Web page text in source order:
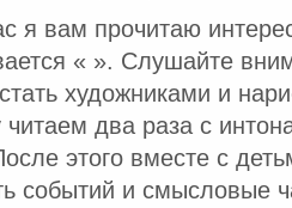
я вам прочитаю
« ». Слушайте
художниками и
читаем два раза с
этого вместе с
событий и смысловые